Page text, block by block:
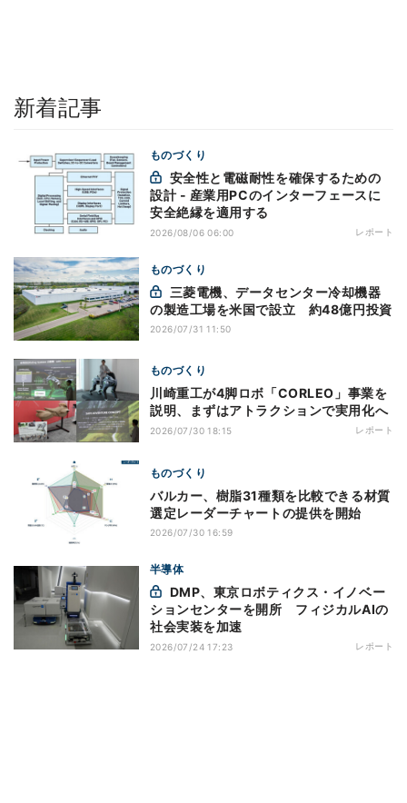
新着記事
ものづくり
設計 - 産業用PCのインターフェースに
安全絶縁を適用する
2026/08/06 06:00 レポート
ものづくり
の製造工場を米国で設立 約48億円投資
2026/07/31 11:50
ものづくり
川崎重工が4脚ロボ「CORLEO」事業を
説明、まずはアトラクションで実用化へ
2026/07/30 18:15 レポート
ものづくり
バルカー、樹脂31種類を比較できる材質
選定レーダーチャートの提供を開始
2026/07/30 16:59
半導体
ションセンターを開所 フィジカルAIの
社会実装を加速
2026/07/24 17:23 レポート